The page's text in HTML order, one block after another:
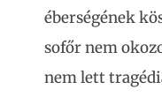
éberségének
sofőr nem
nem lett